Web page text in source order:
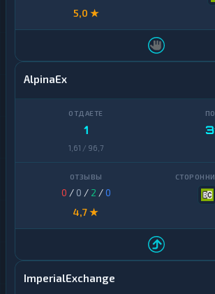
5,0 ★
AlpinaEx
1
1,61 / 96,7
0 / 0 / 2 /0
4,7 ★
ImperialExchange